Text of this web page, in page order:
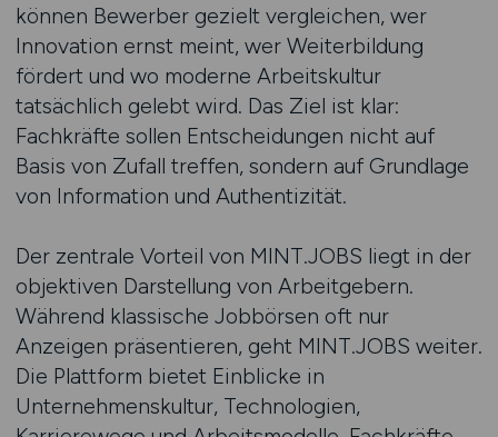
können Bewerber gezielt vergleichen, wer
Innovation ernst meint, wer Weiterbildung
fördert und wo moderne Arbeitskultur
tatsächlich gelebt wird. Das Ziel ist klar:
Fachkräfte sollen Entscheidungen nicht auf
Basis von Zufall treffen, sondern auf Grundlage
von Information und Authentizität.
Der zentrale Vorteil von MINT.JOBS liegt in der
objektiven Darstellung von Arbeitgebern.
Während klassische Jobbörsen oft nur
Anzeigen präsentieren, geht MINT.JOBS weiter.
Die Plattform bietet Einblicke in
Unternehmenskultur, Technologien,